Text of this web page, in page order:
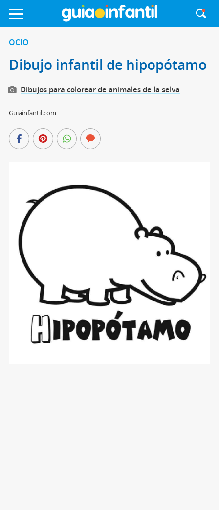
OCIO
Dibujo infantil de hipopótamo
Dibujos para colorear de animales de la selva
Guiainfantil.com